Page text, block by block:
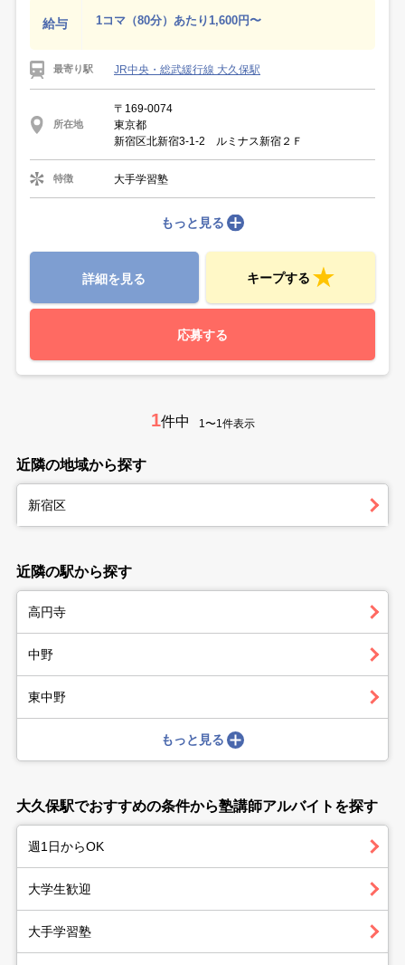
給与 1コマ（80分）あたり1,600円〜
最寄り駅 JR中央・総武緩行線 大久保駅
所在地
〒169-0074
東京都
新宿区北新宿3-1-2 ルミナス新宿２Ｆ
特徴 大手学習塾
もっと見る
詳細を見る キープする
応募する
1件中 1〜1件表示
近隣の地域から探す
新宿区
近隣の駅から探す
高円寺
中野
東中野
もっと見る
大久保駅でおすすめの条件から塾講師アルバイトを探す
週1日からOK
大学生歓迎
大手学習塾